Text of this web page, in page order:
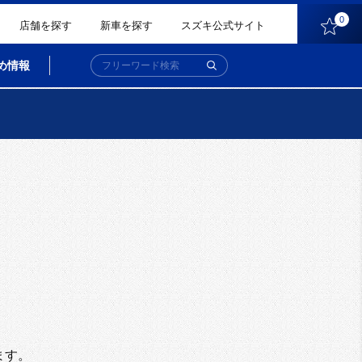
店舗を探す 新車を探す スズキ公式サイト 0
情報
す。